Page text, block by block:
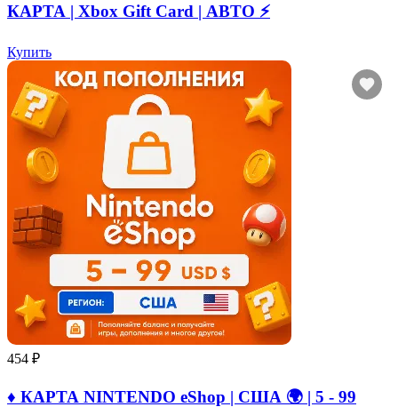
КАРТА | Xbox Gift Card | АВТО ⚡
Купить
454 ₽
♦️ КАРТА NINTENDO eShop | США 🌍 | 5 - 99